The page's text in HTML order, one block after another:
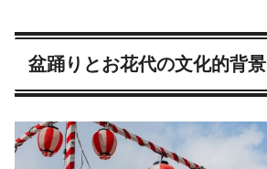
盆踊りとお花代の文化的背景